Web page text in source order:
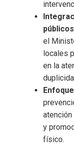
el
locales
en la
atención
y
físico.